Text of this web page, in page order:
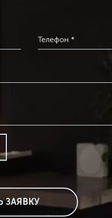
Телефон *
ЗАЯВКУ